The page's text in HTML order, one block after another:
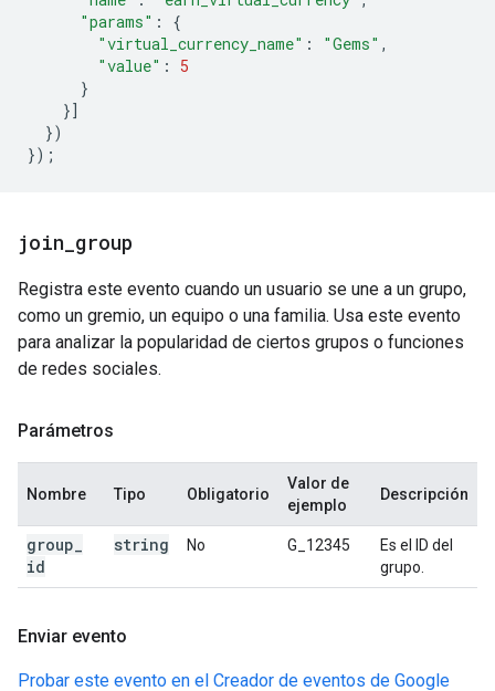
"params" :
{
"virtual_currency_name" : "Gems" ,
"value" :
5
}
}]
})
});
join group
Registra este evento cuando un usuario se une a un grupo,
como un gremio, un equipo o una familia. Usa este evento
para analizar la popularidad de ciertos grupos o funciones
de redes sociales.
Parámetros
Nombre Tipo Obligatorio
Valor de
ejemplo
Descripción
group
id
string No G_12345
Es el ID del
grupo.
Enviar evento
Probar este evento en el Creador de eventos de Google